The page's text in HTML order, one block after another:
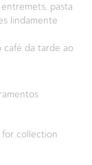
pasta
lindamente
café da tarde ao
collection